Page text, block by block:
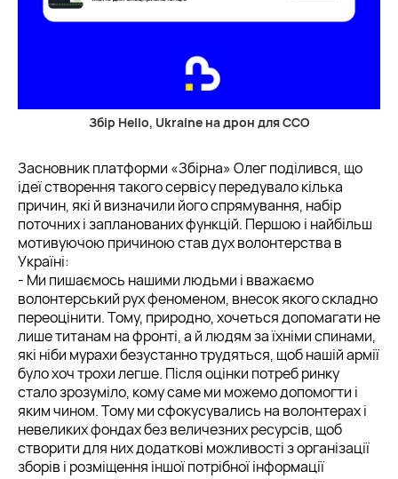
Збір Hello, Ukraine на дрон для ССО
Засновник платформи «Збірна» Олег поділився, що
ідеї створення такого сервісу передувало кілька
причин, які й визначили його спрямування, набір
поточних і запланованих функцій. Першою і найбільш
мотивуючою причиною став дух волонтерства в
Україні:
- Ми пишаємось нашими людьми і вважаємо
волонтерський рух феноменом, внесок якого складно
переоцінити. Тому, природно, хочеться допомагати не
лише титанам на фронті, а й людям за їхніми спинами,
які ніби мурахи безустанно трудяться, щоб нашій армії
було хоч трохи легше. Після оцінки потреб ринку
стало зрозуміло, кому саме ми можемо допомогти і
яким чином. Тому ми сфокусувались на волонтерах і
невеликих фондах без величезних ресурсів, щоб
створити для них додаткові можливості з організації
зборів і розміщення іншої потрібної інформації